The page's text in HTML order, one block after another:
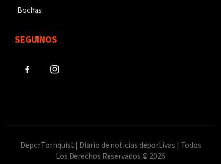
Bochas
SEGUINOS
DeporTornquist | Diario de noticias deportivas | Todos
Los Derechos Reservados © 2026